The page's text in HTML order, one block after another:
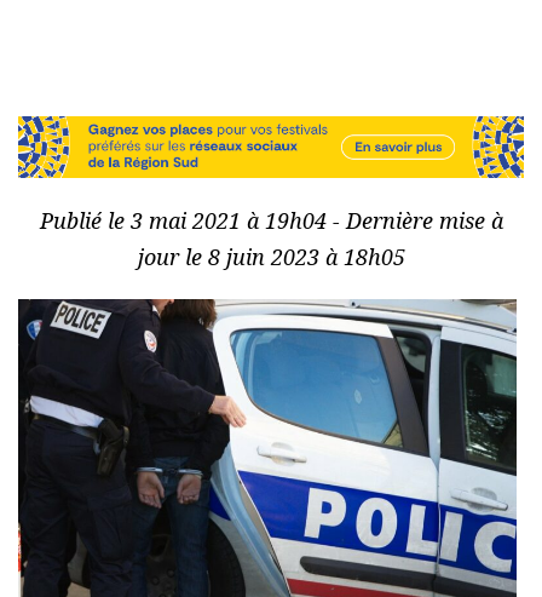
Publié le 3 mai 2021 à 19h04 - Dernière mise à
jour le 8 juin 2023 à 18h05